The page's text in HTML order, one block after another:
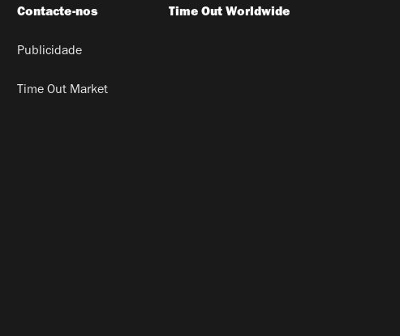
Contacte-nos
Publicidade
Time Out Market
Time Out Worldwide